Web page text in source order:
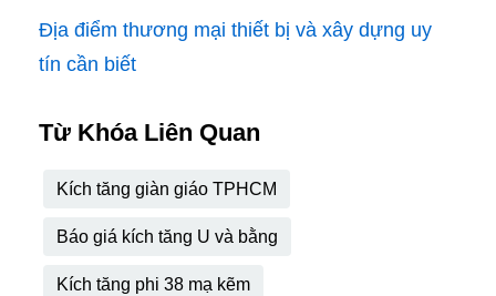
Địa điểm thương mại thiết bị và xây dựng uy
tín cần biết
Từ Khóa Liên Quan
Kích tăng giàn giáo TPHCM
Báo giá kích tăng U và bằng
Kích tăng phi 38 mạ kẽm